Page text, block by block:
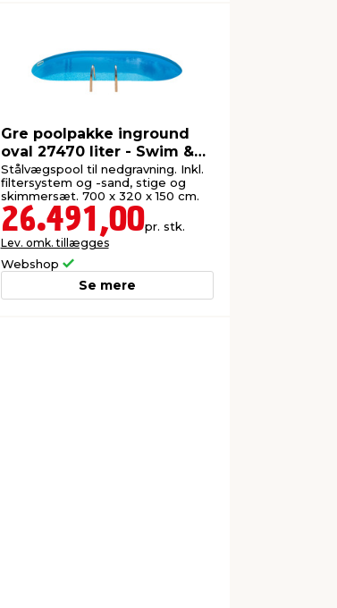
Gre poolpakke inground
oval 27470 liter - Swim &
Fun
Stålvægspool til nedgravning. Inkl.
filtersystem og -sand, stige og
skimmersæt. 700 x 320 x 150 cm.
26.491,00pr. stk.
Lev. omk. tillægges
Webshop
Se mere